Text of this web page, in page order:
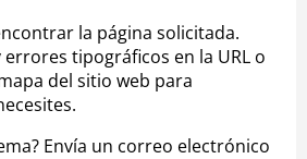
la página solicitada.
tipográficos en la URL o
del sitio web para
Envía un correo electrónico